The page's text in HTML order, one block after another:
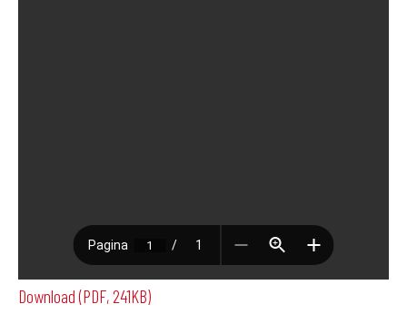
Download (PDF, 241KB)